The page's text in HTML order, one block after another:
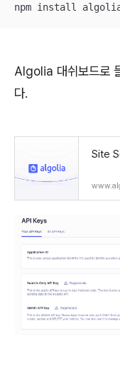
npm install
Algolia 대쉬보드로
다.
Site